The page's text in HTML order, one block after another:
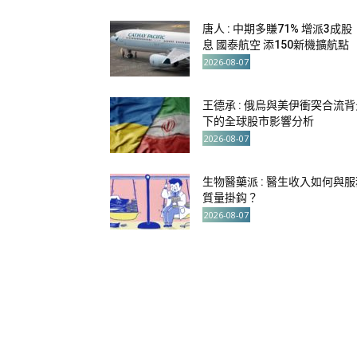
唐人 : 中期多賺71% 增派3成股
息 國泰航空 添150新機擴航點
2026-08-07
王德承 : 俄烏與美伊衝突合流
下的全球股市影響分析
2026-08-07
生物醫藥派 : 醫生收入如何與
質量掛鈎？
2026-08-07